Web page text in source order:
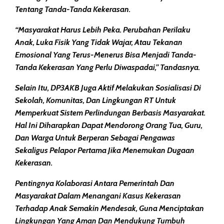
Tentang Tanda-Tanda Kekerasan.
“Masyarakat Harus Lebih Peka. Perubahan Perilaku
Anak, Luka Fisik Yang Tidak Wajar, Atau Tekanan
Emosional Yang Terus-Menerus Bisa Menjadi Tanda-
Tanda Kekerasan Yang Perlu Diwaspadai,” Tandasnya.
Selain Itu, DP3AKB Juga Aktif Melakukan Sosialisasi Di
Sekolah, Komunitas, Dan Lingkungan RT Untuk
Memperkuat Sistem Perlindungan Berbasis Masyarakat.
Hal Ini Diharapkan Dapat Mendorong Orang Tua, Guru,
Dan Warga Untuk Berperan Sebagai Pengawas
Sekaligus Pelapor Pertama Jika Menemukan Dugaan
Kekerasan.
Pentingnya Kolaborasi Antara Pemerintah Dan
Masyarakat Dalam Menangani Kasus Kekerasan
Terhadap Anak Semakin Mendesak, Guna Menciptakan
Lingkungan Yang Aman Dan Mendukung Tumbuh